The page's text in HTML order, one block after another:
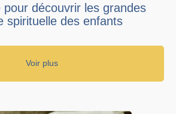
pour découvrir les grandes
spirituelle des enfants
Voir plus